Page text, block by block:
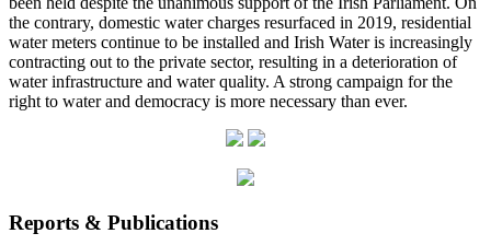
the contrary, domestic water charges resurfaced in 2019, residential
water meters continue to be installed and Irish Water is increasingly
contracting out to the private sector, resulting in a deterioration of
water infrastructure and water quality. A strong campaign for the
right to water and democracy is more necessary than ever.
Reports & Publications